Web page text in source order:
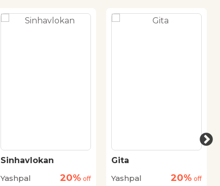
Sinhavlokan
Yashpal
20% off
Gita
Yashpal
20% off